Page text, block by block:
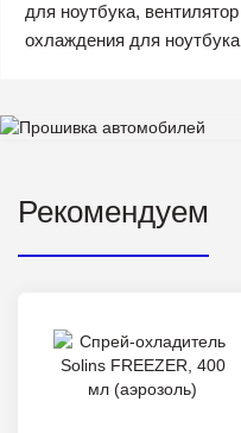
для ноутбука,
охлаждения для
Рекомендуем